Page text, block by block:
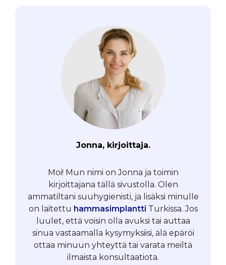
Jonna, kirjoittaja.
Moi! Mun nimi on Jonna ja toimin
kirjoittajana tällä sivustolla. Olen
ammatiltani suuhygienisti, ja lisäksi minulle
on laitettu hammasimplantti Turkissa. Jos
luulet, että voisin olla avuksi tai auttaa
sinua vastaamalla kysymyksiisi, älä epäröi
ottaa minuun yhteyttä tai varata meiltä
ilmaista konsultaatiota.